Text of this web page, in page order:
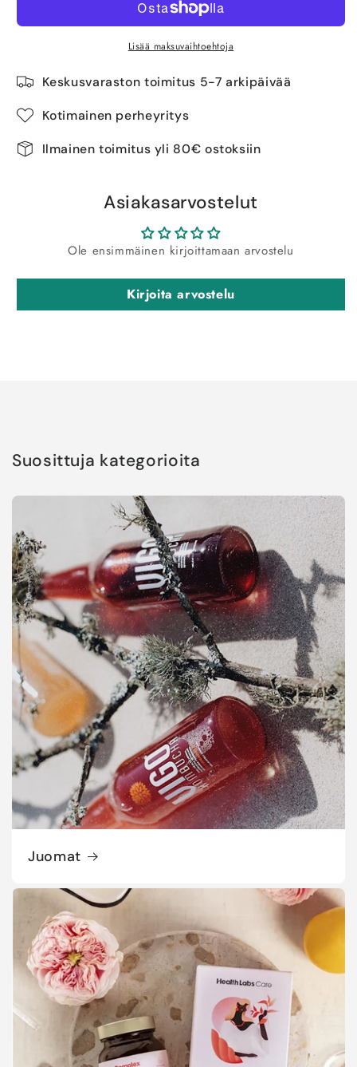
Lisää maksuvaihtoehtoja
Keskusvaraston toimitus 5-7 arkipäivää
Kotimainen perheyritys
Ilmainen toimitus yli 80€ ostoksiin
Asiakasarvostelut
Ole ensimmäinen kirjoittamaan arvostelu
Kirjoita arvostelu
Suosittuja kategorioita
Juomat